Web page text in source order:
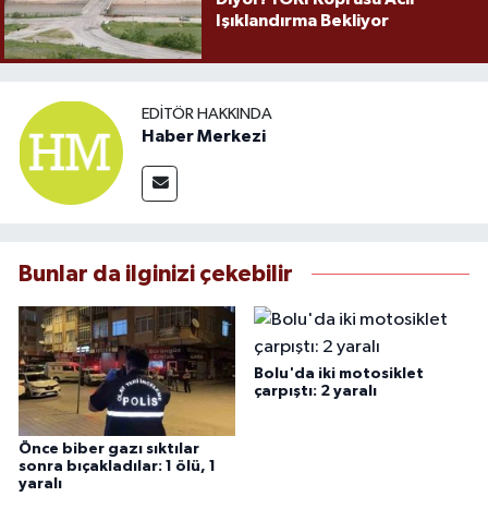
Işıklandırma Bekliyor
EDITÖR HAKKINDA
Haber Merkezi
Bunlar da ilginizi çekebilir
Önce biber gazı sıktılar
sonra bıçakladılar: 1 ölü, 1
yaralı
Bolu'da iki motosiklet
çarpıştı: 2 yaralı